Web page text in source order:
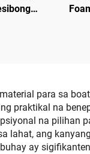
para sa
praktikal na
na pilihan
lahat, ang
ay